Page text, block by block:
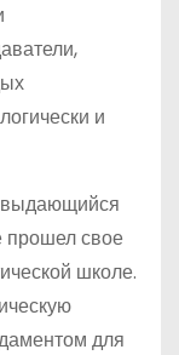
и
выдающийся
прошел свое
школе.
для